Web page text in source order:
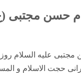
حسن مجتبی (ع)
علیه السلام
در تاریخ 15 مارچ 2025 با